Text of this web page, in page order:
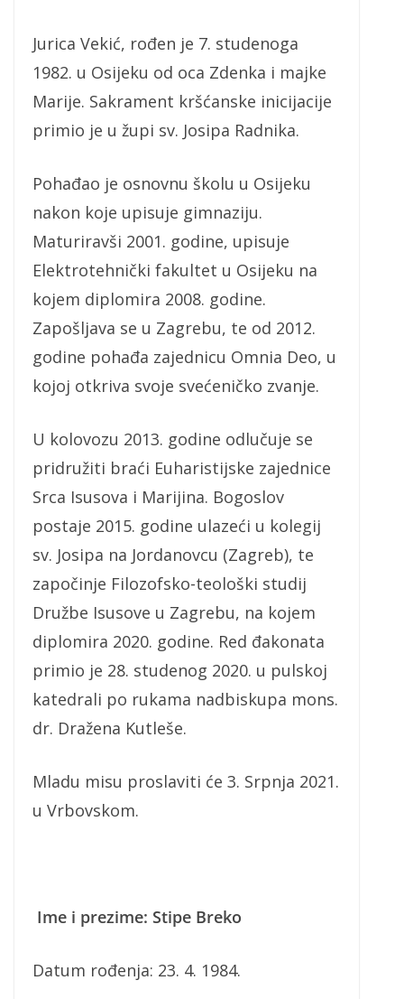
Jurica Vekić, rođen je 7. studenoga
1982. u Osijeku od oca Zdenka i majke
Marije. Sakrament kršćanske inicijacije
primio je u župi sv. Josipa Radnika.
Pohađao je osnovnu školu u Osijeku
nakon koje upisuje gimnaziju.
Maturiravši 2001. godine, upisuje
Elektrotehnički fakultet u Osijeku na
kojem diplomira 2008. godine.
Zapošljava se u Zagrebu, te od 2012.
godine pohađa zajednicu Omnia Deo, u
kojoj otkriva svoje svećeničko zvanje.
U kolovozu 2013. godine odlučuje se
pridružiti braći Euharistijske zajednice
Srca Isusova i Marijina. Bogoslov
postaje 2015. godine ulazeći u kolegij
sv. Josipa na Jordanovcu (Zagreb), te
započinje Filozofsko-teološki studij
Družbe Isusove u Zagrebu, na kojem
diplomira 2020. godine. Red đakonata
primio je 28. studenog 2020. u pulskoj
katedrali po rukama nadbiskupa mons.
dr. Dražena Kutleše.
Mladu misu proslaviti će 3. Srpnja 2021.
u Vrbovskom.
Ime i prezime: Stipe Breko
Datum rođenja: 23. 4. 1984.